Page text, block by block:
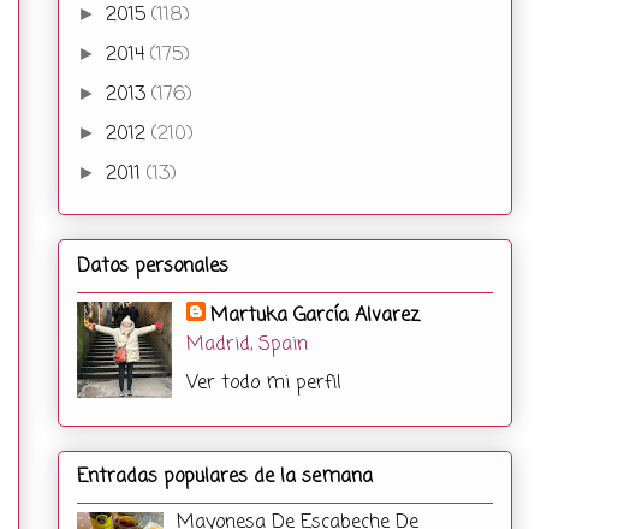
► 2015 (118)
► 2014 (175)
► 2013 (176)
► 2012 (210)
► 2011 (13)
Datos personales
Martuka García Alvarez
Madrid, Spain
Ver todo mi perfil
Entradas populares de la semana